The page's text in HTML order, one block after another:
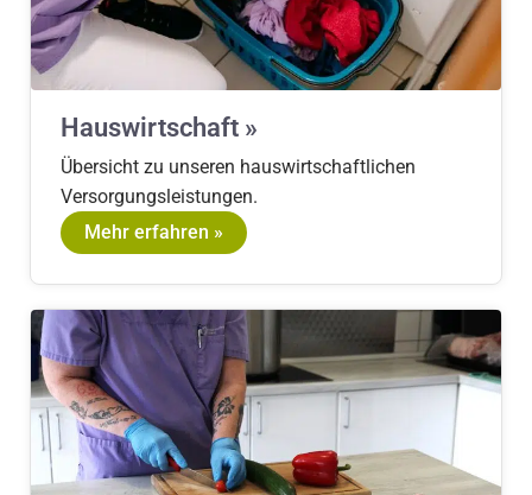
Hauswirtschaft »
Übersicht zu unseren hauswirtschaftlichen
Versorgungsleistungen.
Mehr erfahren »